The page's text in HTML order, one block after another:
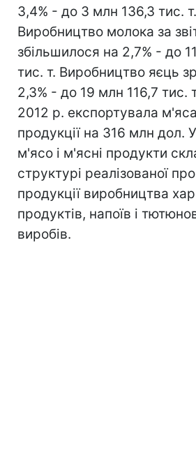
3,4% - до 3 млн 136,3 тис. т.
Виробництво молока за
збільшилося на 2,7% - до
тис. т. Виробництво яєць
2,3% - до 19 млн 116,7 тис.
2012 р. експортувала
продукції на 316 млн дол.
м'ясо і м'ясні продукти
структурі реалізованої
продукції виробництва
продуктів, напоїв і
виробів.